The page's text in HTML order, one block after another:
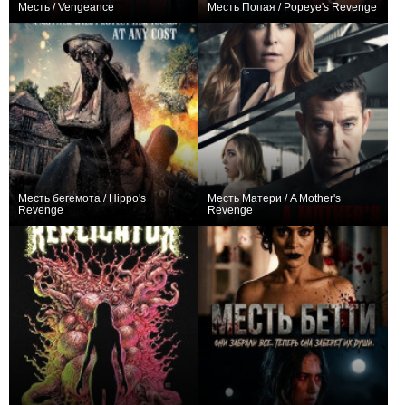
Месть / Vengeance Месть Попая / Popeye's Revenge
Месть бегемота / Hippo's
Revenge
Месть Матери / A Mother's
Revenge